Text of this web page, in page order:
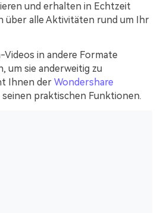
und erhalten in Echtzeit
über alle Aktivitäten rund um Ihr
Videos in andere Formate
um sie anderweitig zu
Ihnen der Wondershare
seinen praktischen Funktionen.